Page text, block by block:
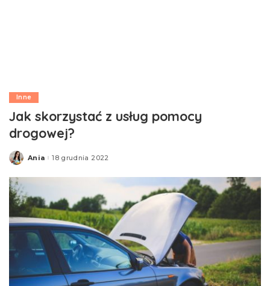
Inne
Jak skorzystać z usług pomocy
drogowej?
Posted
Ania 18 grudnia 2022